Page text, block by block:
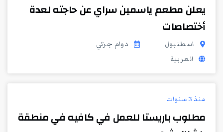
يعلن مطعم ياسمين سراي عن حاجته لعدة
أختصاصات
اسطنبول
دوام جزئي
العربية
منذ 3 سنوات
مطلوب باريستا للعمل في كافيه في منطقة